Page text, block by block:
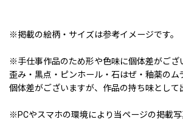
※掲載の絵柄・サイズは参考イメージです。
※手仕事作品のため形や色味に個体差がござ
歪み・黒点・ピンホール・石はぜ・釉薬のム
個体差がございますが、作品の持ち味として
※PCやスマホの環境により当ページの掲載